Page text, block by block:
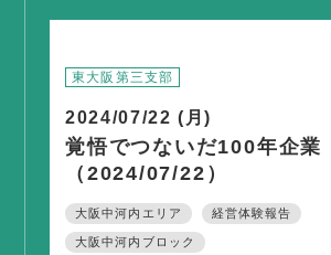
東大阪第三支部
2024/07/22 (月)
覚悟でつないだ100年企業
（2024/07/22）
大阪中河内エリア 経営体験報告
大阪中河内ブロック